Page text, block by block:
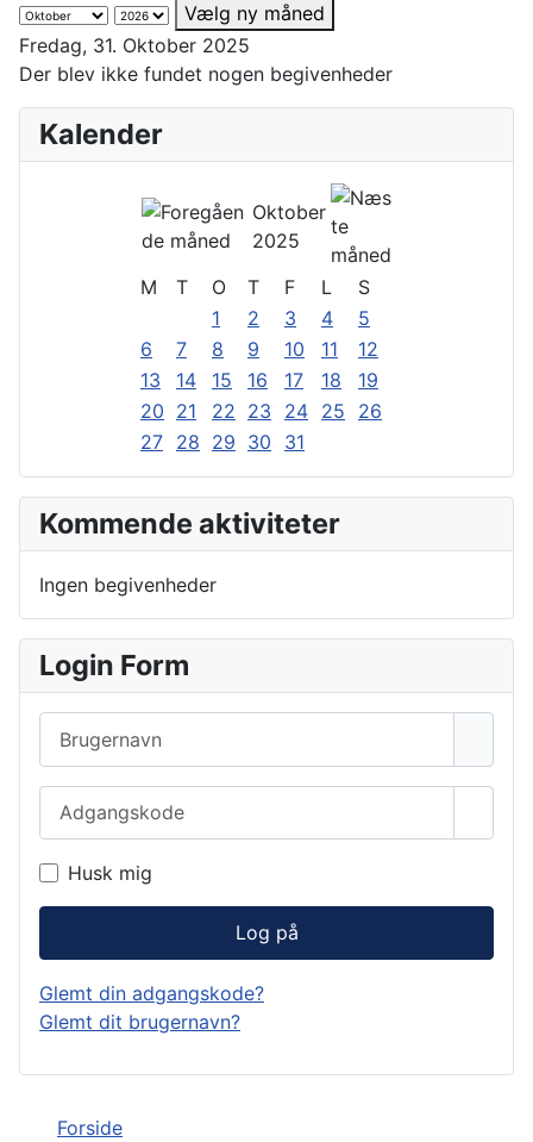
Forside
Vælg ny måned
Fredag, 31. Oktober 2025
Der blev ikke fundet nogen begivenheder
Kalender
Oktober
2025
M
T O T F L
S
1
2 3 4
5
6
7 8 9 10 11
12
13
14 15 16 17 18
19
20 21 22 23 24 25
26
27 28 29 30 31
Kommende aktiviteter
Ingen begivenheder
Login Form
Husk mig
Log på
Glemt din adgangskode?
Glemt dit brugernavn?